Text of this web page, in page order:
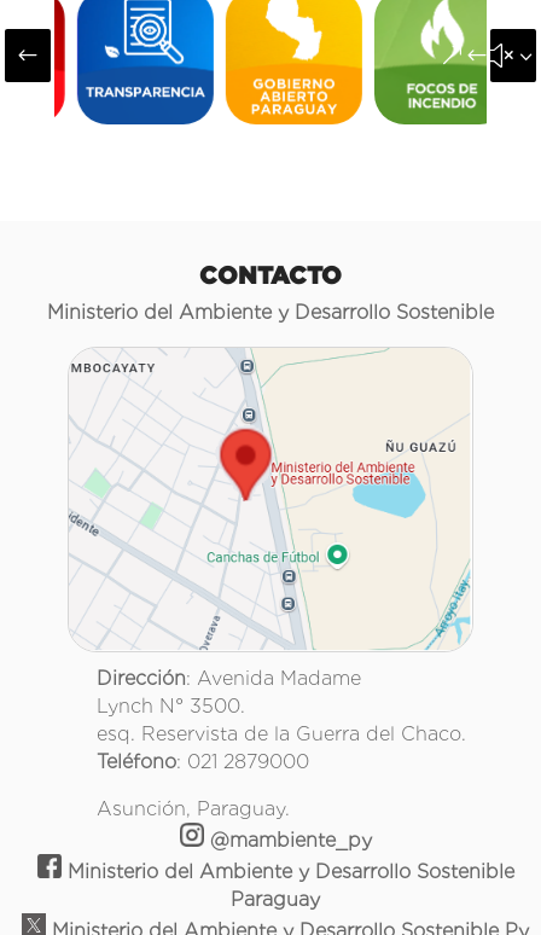
#
CONTACTO
Ministerio del Ambiente y Desarrollo Sostenible
Dirección: Avenida Madame
Lynch N° 3500.
esq. Reservista de la Guerra del Chaco.
Teléfono: 021 2879000
Asunción, Paraguay.
@mambiente_py
Ministerio del Ambiente y Desarrollo Sostenible
Paraguay